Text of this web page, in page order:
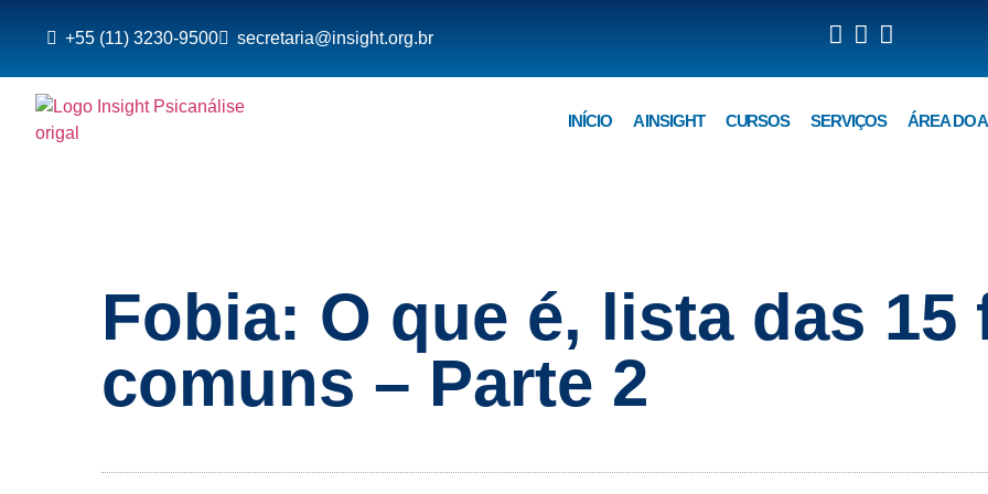
+55 (11) 3230-9500 secretaria@insight.org.br
INÍCIO A INSIGHT CURSOS SERVIÇOS ÁREA DO
Fobia: O que é, lista das
comuns – Parte 2